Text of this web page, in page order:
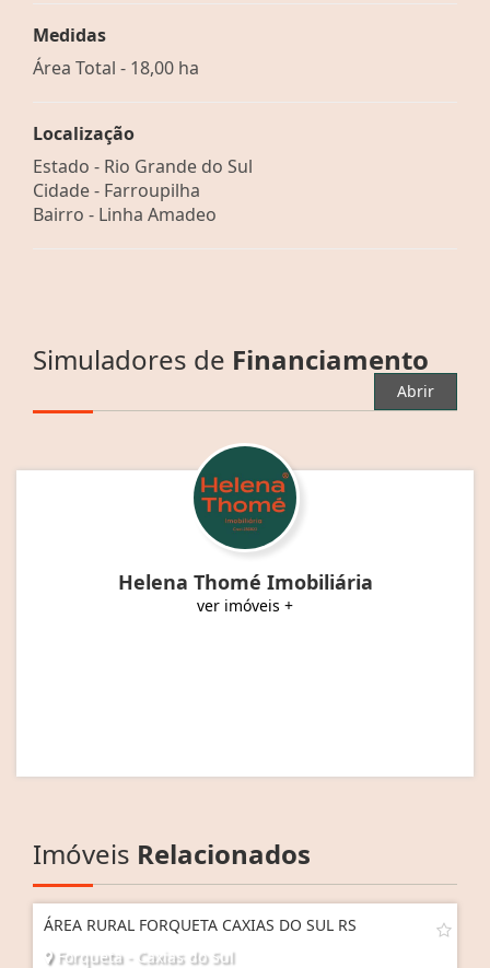
Medidas
Área Total - 18,00 ha
Localização
Estado - Rio Grande do Sul
Cidade - Farroupilha
Bairro - Linha Amadeo
Simuladores de Financiamento
Abrir
Helena Thomé Imobiliária
ver imóveis +
Imóveis Relacionados
ÁREA RURAL FORQUETA CAXIAS DO SUL RS
Forqueta - Caxias do Sul